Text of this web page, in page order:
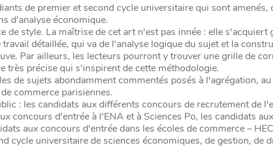
de premier et second cycle universitaire qui sont amenés,
d'analyse économique.
de style. La maîtrise de cet art n'est pas innée : elle s'acquiert
détaillée, qui va de l'analyse logique du sujet et la
Par ailleurs, les lecteurs pourront y trouver une grille de
très précise qui s'inspirent de cette méthodologie.
de sujets abondamment commentés posés à l'agrégation,
commerce parisiennes.
: les candidats aux différents concours de recrutement de
concours d'entrée à l'ENA et à Sciences Po, les candidats
aux concours d'entrée dans les écoles de commerce –
cycle universitaire de sciences économiques, de gestion, de